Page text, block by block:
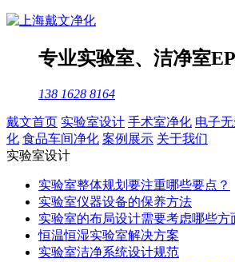
专业实验室、 洁净室
138 1628 8164
戴文首页 实验室设计 手术室净化 电子
化 食品车间净化 案例展示 关于我们
实验室设计
实验室整体规划要注重哪些要点？
实验室仪器设备的保养方法
实验室的布局设计需要考虑哪些方
恒温恒湿实验室解决方案
实验室洁净系统设计规范